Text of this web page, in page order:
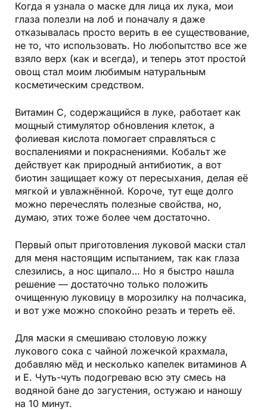
Когда я узнала о маске для лица их лука, мои
глаза полезли на лоб и поначалу я даже
отказывалась просто верить в ее существование,
не то, что использовать. Но любопытство все же
взяло верх (как и всегда), и теперь этот простой
овощ стал моим любимым натуральным
косметическим средством.
Витамин С, содержащийся в луке, работает как
мощный стимулятор обновления клеток, а
фолиевая кислота помогает справляться с
воспалениями и покраснениями. Кобальт же
действует как природный антибиотик, а вот
биотин защищает кожу от пересыхания, делая её
мягкой и увлажнённой. Короче, тут еще долго
можно перечеслять полезные свойства, но,
думаю, этих тоже более чем достаточно.
Первый опыт приготовления луковой маски стал
для меня настоящим испытанием, так как глаза
слезились, а нос щипало… Но я быстро нашла
решение — достаточно только положить
очищенную луковицу в морозилку на полчасика,
и вот уже можно спокойно резать и тереть её.
Для маски я смешиваю столовую ложку
лукового сока с чайной ложечкой крахмала,
добавляю мёд и несколько капелек витаминов А
и Е. Чуть-чуть подогреваю всю эту смесь на
водяной бане до загустения, остужаю и наношу
на 10 минут.